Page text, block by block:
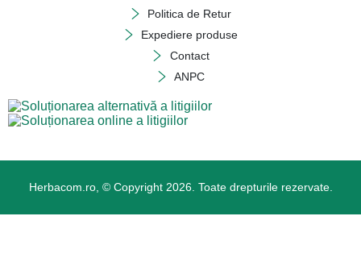
Politica de Retur
Expediere produse
Contact
ANPC
Herbacom.ro, © Copyright 2026. Toate drepturile rezervate.